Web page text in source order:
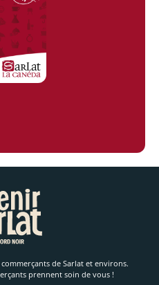
de Sarlat et environs.
prennent soin de vous !